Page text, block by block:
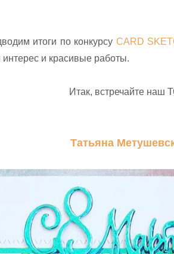
итоги по конкурсу CARD
и красивые работы.
Итак, встречайте наш
Татьяна